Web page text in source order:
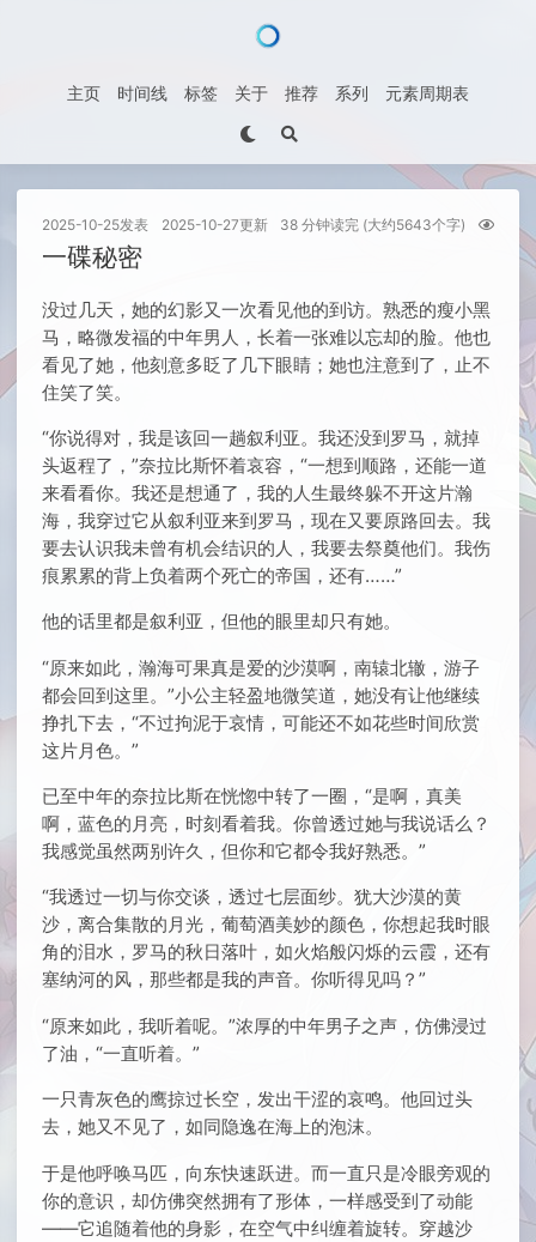
主页 时间线 标签 关于 推荐 系列 元素周期表
2025-10-25发表 2025-10-27更新 38 分钟读完 (大约5643个字)
一碟秘密
没过几天，她的幻影又一次看见他的到访。熟悉的瘦小黑
马，略微发福的中年男人，长着一张难以忘却的脸。他也
看见了她，他刻意多眨了几下眼睛；她也注意到了，止不
住笑了笑。
“你说得对，我是该回一趟叙利亚。我还没到罗马，就掉
头返程了，”奈拉比斯怀着哀容，“一想到顺路，还能一道
来看看你。我还是想通了，我的人生最终躲不开这片瀚
海，我穿过它从叙利亚来到罗马，现在又要原路回去。我
要去认识我未曾有机会结识的人，我要去祭奠他们。我伤
痕累累的背上负着两个死亡的帝国，还有……”
他的话里都是叙利亚，但他的眼里却只有她。
“原来如此，瀚海可果真是爱的沙漠啊，南辕北辙，游子
都会回到这里。”小公主轻盈地微笑道，她没有让他继续
挣扎下去，“不过拘泥于哀情，可能还不如花些时间欣赏
这片月色。”
已至中年的奈拉比斯在恍惚中转了一圈，“是啊，真美
啊，蓝色的月亮，时刻看着我。你曾透过她与我说话么？
我感觉虽然两别许久，但你和它都令我好熟悉。”
“我透过一切与你交谈，透过七层面纱。犹大沙漠的黄
沙，离合集散的月光，葡萄酒美妙的颜色，你想起我时眼
角的泪水，罗马的秋日落叶，如火焰般闪烁的云霞，还有
塞纳河的风，那些都是我的声音。你听得见吗？”
“原来如此，我听着呢。”浓厚的中年男子之声，仿佛浸过
了油，“一直听着。”
一只青灰色的鹰掠过长空，发出干涩的哀鸣。他回过头
去，她又不见了，如同隐逸在海上的泡沫。
于是他呼唤马匹，向东快速跃进。而一直只是冷眼旁观的
你的意识，却仿佛突然拥有了形体，一样感受到了动能
——它追随着他的身影，在空气中纠缠着旋转。穿越沙